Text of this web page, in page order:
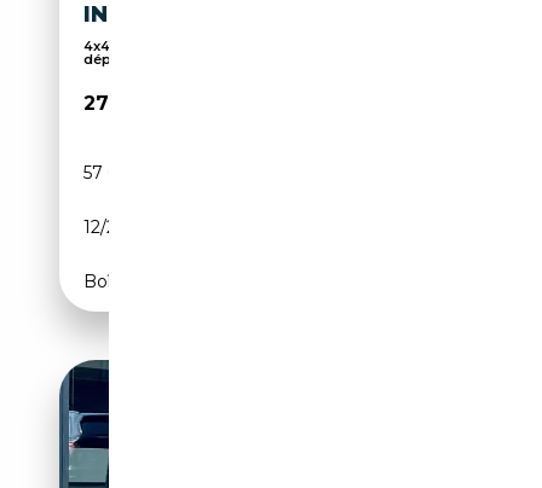
INTERFACE
4x4, Soundsystem, Airbag passager, Kit de
dépannag...
27 888€
57 000 km
12/2022
Boîte automatique